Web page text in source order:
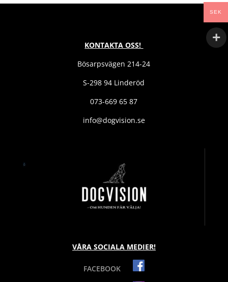
KONTAKTA OSS!
Bösarpsvägen 214-24
S-298 94 Linderöd
073-669 65 87
info@dogvision.se
VÅRA SOCIALA MEDIER!
FACEBOOK
SEK